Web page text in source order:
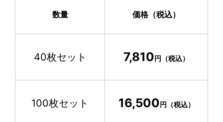
数量 価格（税込）
40枚セット 7,810円（税込）
100枚セット 16,500円（税込）